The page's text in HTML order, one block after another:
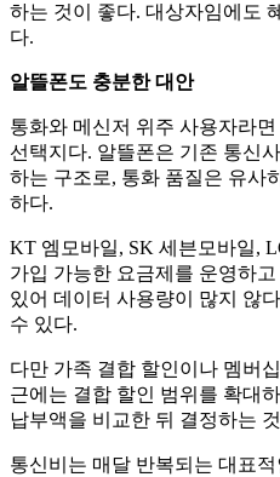
하는 것이 좋다. 대상자임에도
다.
알뜰폰도 충분한 대안
통화와 메신저 위주 사용자라
선택지다. 알뜰폰은 기존 통신
하는 구조로, 통화 품질은 유사
하다.
KT 엠모바일, SK 세븐모바일,
가입 가능한 요금제를 운영하
있어 데이터 사용량이 많지 않
수 있다.
다만 가족 결합 할인이나 멤버
근에는 결합 할인 범위를 확대
납부액을 비교한 뒤 결정하는
통신비는 매달 반복되는 대표